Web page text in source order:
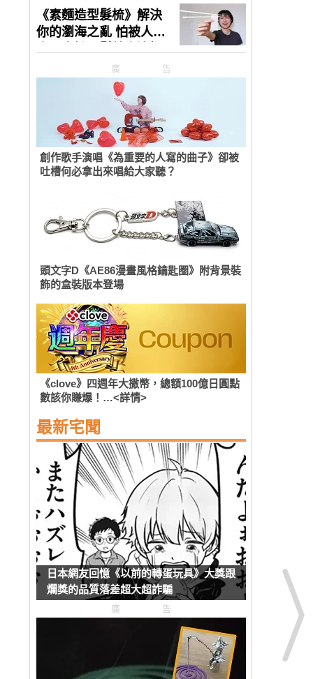
廣告
創作歌手演唱《為重要的人寫的曲子》卻被
吐槽何必拿出來唱給大家聽？
頭文字D《AE86漫畫風格鑰匙圈》附背景裝
飾的盒裝版本登場
《clove》四週年大撒幣，總額100億日圓點
數該你賺爆！…<詳情>
最新宅聞
日本網友回憶《以前的轉蛋玩具》大獎跟
爛獎的品質落差超大超詐騙
廣告